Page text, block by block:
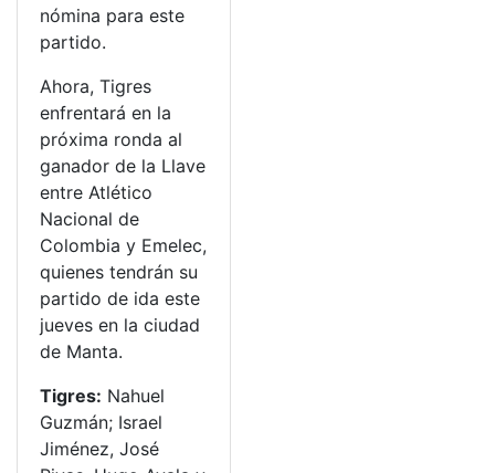
nómina para este
partido.
Ahora, Tigres
enfrentará en la
próxima ronda al
ganador de la Llave
entre Atlético
Nacional de
Colombia y Emelec,
quienes tendrán su
partido de ida este
jueves en la ciudad
de Manta.
Tigres: Nahuel
Guzmán; Israel
Jiménez, José